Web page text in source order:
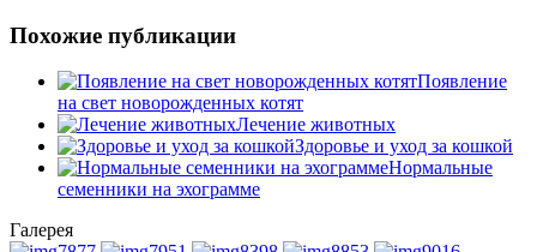
Похожие публикации
Появление
на свет новорожденных котят
Лечение животных
Здоровье и уход за кошкой
Нормальные
семенники на эхограмме
Галерея